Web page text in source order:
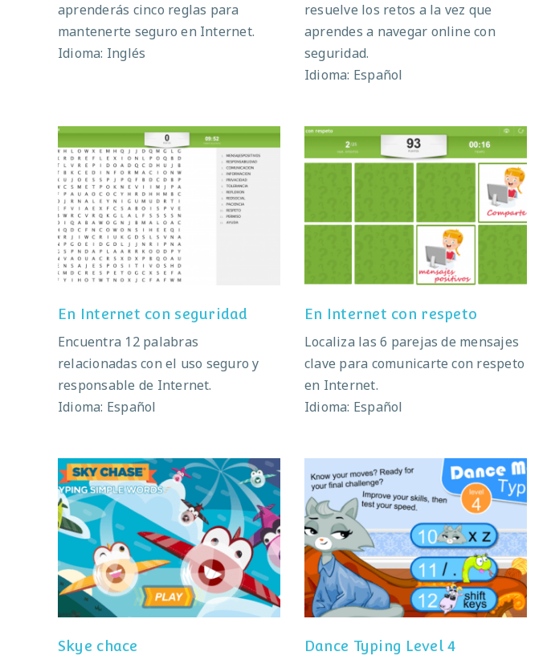
aprenderás cinco reglas para
mantenerte seguro en Internet.
Idioma: Inglés
resuelve los retos a la vez que
aprendes a navegar online con
seguridad.
Idioma: Español
En Internet con seguridad
En Internet con seguridad
Encuentra 12 palabras
relacionadas con el uso seguro y
responsable de Internet.
Idioma: Español
En Internet con respeto
En Internet con respeto
Localiza las 6 parejas de mensajes
clave para comunicarte con respeto
en Internet.
Idioma: Español
Skye chace
Skye chace
Dance Typing Level 4
Dance Typing Level 4